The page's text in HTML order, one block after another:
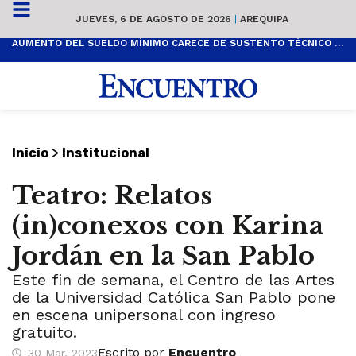
JUEVES, 6 DE AGOSTO DE 2026 | AREQUIPA
AUMENTO DEL SUELDO MÍNIMO CARECE DE SUSTENTO TÉCNICO Y ES POPULISTA
Inicio > Institucional
Teatro: Relatos
(in)conexos con Karina
Jordán en la San Pablo
Este fin de semana, el Centro de las Artes
de la Universidad Católica San Pablo pone
en escena unipersonal con ingreso
gratuito.
30 Mar, 2023Escrito por Encuentro